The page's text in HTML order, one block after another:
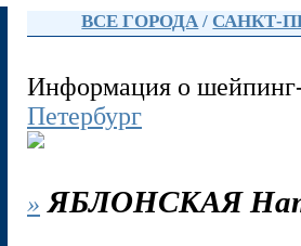
ВСЕ ГОРОДА /САНКТ-
Информация о
Петербург
» ЯБЛОНСКАЯ